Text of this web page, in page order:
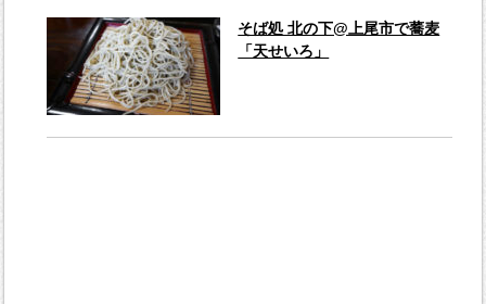
そば処 北の下@上尾市で蕎麦
「天せいろ」